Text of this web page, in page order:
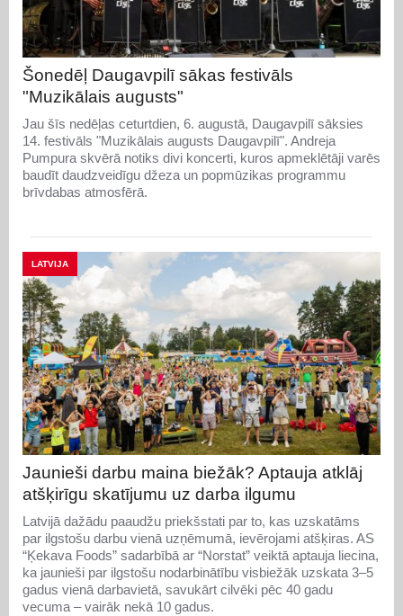
Šonedēļ Daugavpilī sākas festivāls
"Muzikālais augusts"
Jau šīs nedēļas ceturtdien, 6. augustā, Daugavpilī sāksies
14. festivāls "Muzikālais augusts Daugavpilī". Andreja
Pumpura skvērā notiks divi koncerti, kuros apmeklētāji varēs
baudīt daudzveidīgu džeza un popmūzikas programmu
brīvdabas atmosfērā.
LATVIJA
Jaunieši darbu maina biežāk? Aptauja atklāj
atšķirīgu skatījumu uz darba ilgumu
Latvijā dažādu paaudžu priekšstati par to, kas uzskatāms
par ilgstošu darbu vienā uzņēmumā, ievērojami atšķiras. AS
“Ķekava Foods” sadarbībā ar “Norstat” veiktā aptauja liecina,
ka jaunieši par ilgstošu nodarbinātību visbiežāk uzskata 3–5
gadus vienā darbavietā, savukārt cilvēki pēc 40 gadu
vecuma – vairāk nekā 10 gadus.